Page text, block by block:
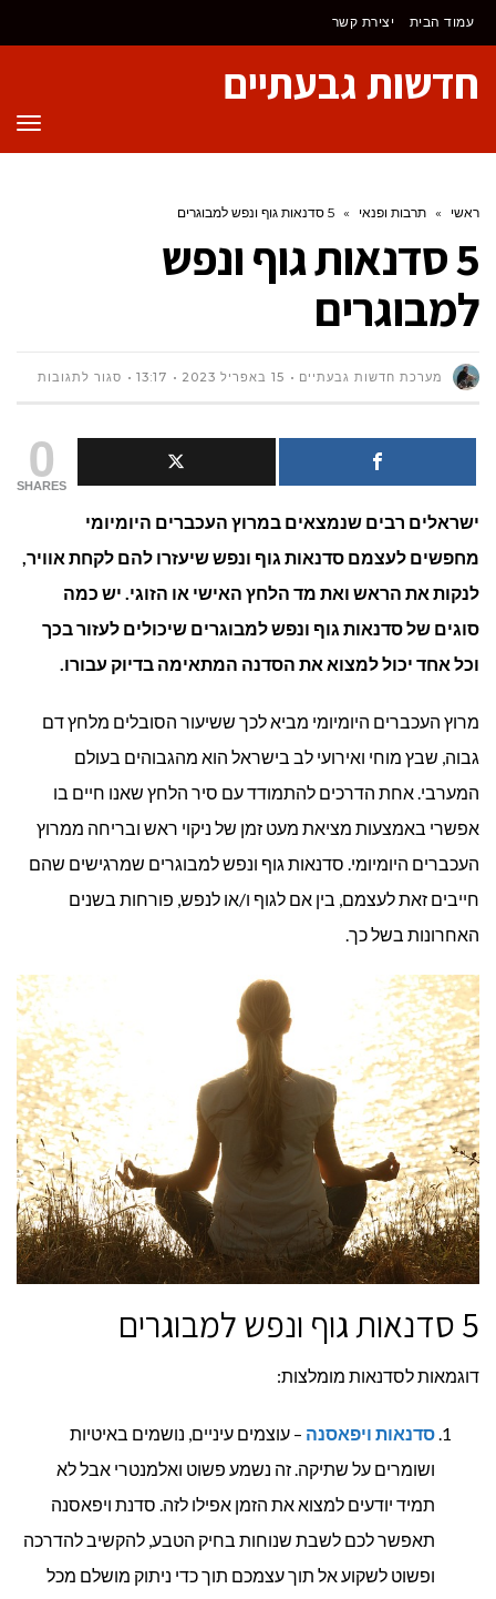
לתוכן
עמוד הבית יצירת קשר
חדשות גבעתיים
ראשי » תרבות ופנאי » 5 סדנאות גוף ונפש למבוגרים
5 סדנאות גוף ונפש
למבוגרים
מערכת חדשות גבעתיים 15 באפריל 2023 13:17 סגור לתגובותעל
ונפש
0
SHARES
ישראלים רבים שנמצאים במרוץ העכברים היומיומי
מחפשים לעצמם סדנאות גוף ונפש שיעזרו להם לקחת אוויר,
לנקות את הראש ואת מד הלחץ האישי או הזוגי. יש כמה
סוגים של סדנאות גוף ונפש למבוגרים שיכולים לעזור בכך
וכל אחד יכול למצוא את הסדנה המתאימה בדיוק עבורו.
מרוץ העכברים היומיומי מביא לכך ששיעור הסובלים מלחץ דם
גבוה, שבץ מוחי ואירועי לב בישראל הוא מהגבוהים בעולם
המערבי. אחת הדרכים להתמודד עם סיר הלחץ שאנו חיים בו
אפשרי באמצעות מציאת מעט זמן של ניקוי ראש ובריחה ממרוץ
העכברים היומיומי. סדנאות גוף ונפש למבוגרים שמרגישים שהם
חייבים זאת לעצמם, בין אם לגוף ו/או לנפש, פורחות בשנים
האחרונות בשל כך.
5 סדנאות גוף ונפש למבוגרים
דוגמאות לסדנאות מומלצות:
סדנאות ויפאסנה – עוצמים עיניים, נושמים באיטיות
ושומרים על שתיקה. זה נשמע פשוט ואלמנטרי אבל לא
תמיד יודעים למצוא את הזמן אפילו לזה. סדנת ויפאסנה
תאפשר לכם לשבת שנוחות בחיק הטבע, להקשיב להדרכה
ופשוט לשקוע אל תוך עצמכם תוך כדי ניתוק מושלם מכל